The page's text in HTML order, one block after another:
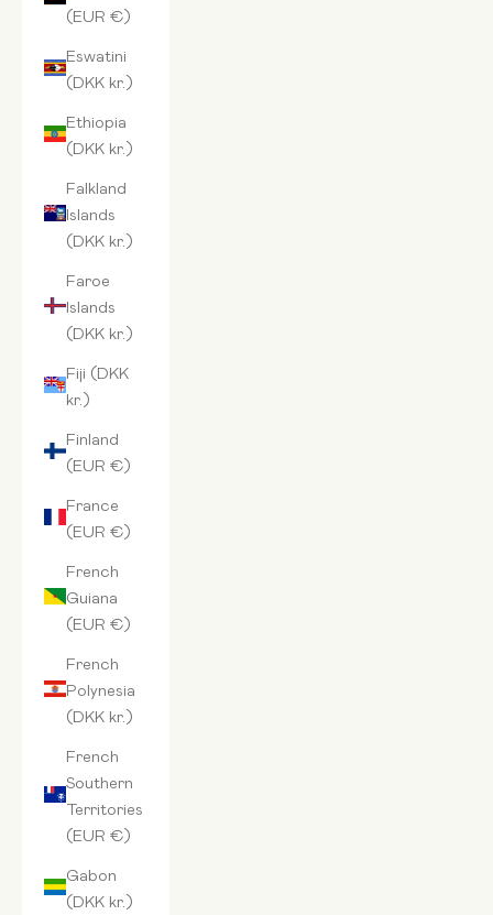
(EUR €)
Eswatini
(DKK kr.)
Ethiopia
(DKK kr.)
Falkland
Islands
(DKK kr.)
Faroe
Islands
(DKK kr.)
Fiji (DKK
kr.)
Finland
(EUR €)
France
(EUR €)
French
Guiana
(EUR €)
French
Polynesia
(DKK kr.)
French
Southern
Territories
(EUR €)
Gabon
(DKK kr.)